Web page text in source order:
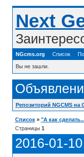
Next
NGcms.org Список
Вы не зашли.
Репозиторий NGCMS на
Список » "А как
Страницы 1
2016-01-